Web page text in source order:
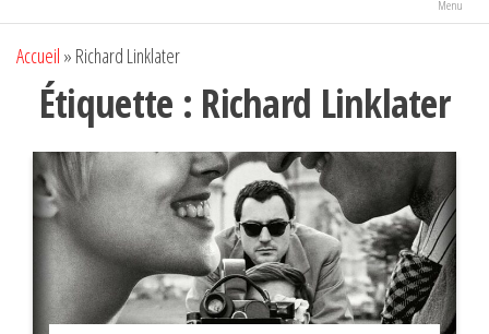
Menu
Accueil » Richard Linklater
Étiquette : Richard Linklater